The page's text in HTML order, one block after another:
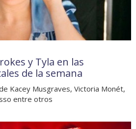
y Tyla en las
de la semana
Kacey Musgraves, Victoria Monét,
entre otros